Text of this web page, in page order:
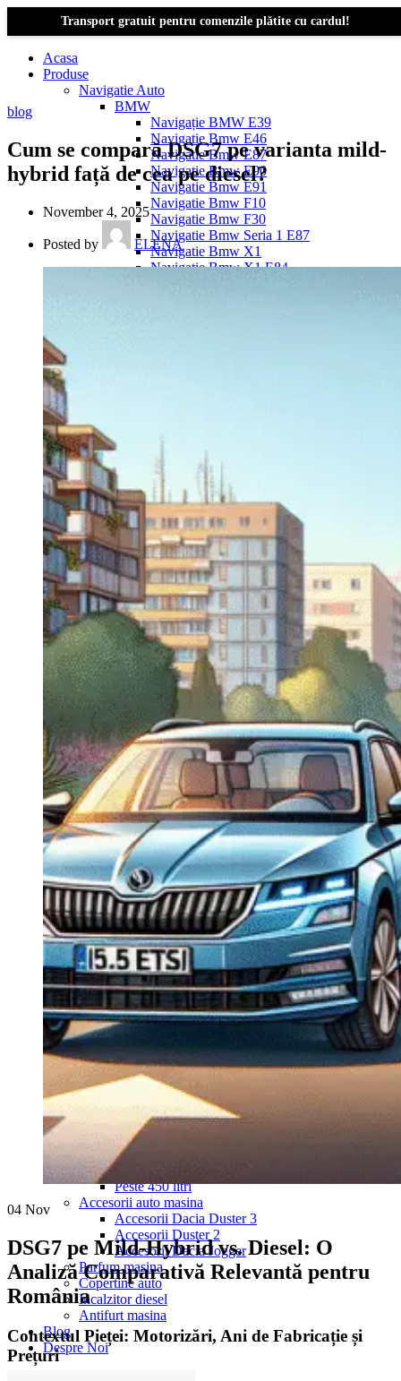
Transport gratuit pentru comenzile plătite cu cardul!
Acasa
Produse
Navigatie Auto
BMW
Navigație BMW E39
Navigatie Bmw E46
Navigatie Bmw E87
Navigatie Bmw E90
Navigatie Bmw E91
Navigatie Bmw F10
Navigatie Bmw F30
Navigatie Bmw Seria 1 E87
Navigatie Bmw X1
Navigatie Bmw X1 E84
Audi
Navigatie Audi A3 8p
Navigatie Audi A4
Navigatie Audi A4 B6
Navigatie Audi A4 B7
Navigatie Audi A4 B8
Navigatie Audi A5
Navigatie Audi A6 C5
Navigatie Audi A6 C6
Navigatie Audi A6 C7
Navigatie Audi Q5
Ford
Navigație Ford Fiesta
Navigație Ford Focus 1
Navigație Ford Focus 2
Navigație Ford Focus MK3
Navigație Ford Mondeo MK3
Navigație Ford Mondeo MK4
Navigație Ford Transit
Mercedes
Navigație Mercedes C Class W203
Navigație Mercedes C Class W204
Navigație Mercedes W203
Navigație Mercedes W204
Navigație Mercedes W211
Navigație Mercedes Sprinter
Passat
Navigație Passat B5
Navigație Passat B5 5
Navigație Passat B6
Navigație Passat B7
Navigație Passat B8
Navigație Passat CC
Skoda
Navigație Skoda Fabia 1
Navigație Skoda Fabia 2
Navigație Skoda Octavia 1
Navigație Skoda Octavia 3
Navigație Skoda Rapid
Navigație Skoda Superb 1
Navigație Skoda Superb 2
Navigație Toyota Avensis T25
Portbagaj Plafon Auto
Sub 350 Litri
Peste 450 litri
Accesorii auto masina
Accesorii Dacia Duster 3
Accesorii Duster 2
Accesorii Dacia Jogger
Parfum masina
Copertine auto
Incalzitor diesel
Antifurt masina
Blog
Despre Noi
blog
Cum se compară DSG7 pe varianta mild-
hybrid față de cea pe diesel?
November 4, 2025
Posted by ELENA
04 Nov
DSG7 pe Mild-Hybrid vs. Diesel: O
Analiză Comparativă Relevantă pentru
România
Contextul Pieței: Motorizări, Ani de Fabricație și
Prețuri